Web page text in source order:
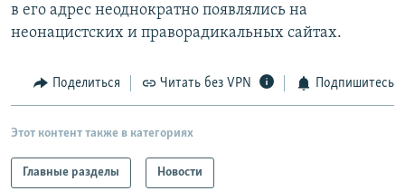
Все сайты РСЕ/РС
в его адрес неоднократно появлялись на
неонацистских и праворадикальных сайтах.
Поделиться Читать без VPN Подпишитесь
Этот контент также в категориях
Главные разделы Новости